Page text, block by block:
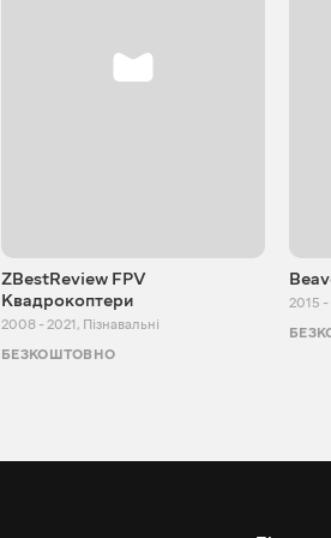
ZBestReview FPV
Квадрокоптери
2008 - 2021, Пізнавальні
БЕЗКОШТОВНО
2015 -